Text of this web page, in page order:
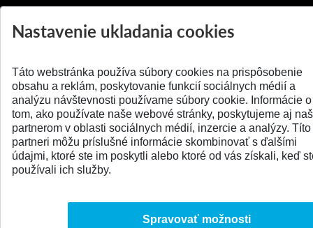
© 2026 Slovenská technická univerzita
Nastavenie ukladania cookies
Táto webstránka používa súbory cookies na prispôsobenie
obsahu a reklám, poskytovanie funkcií sociálnych médií a
analýzu návštevnosti používame súbory cookie. Informácie o
tom, ako používate naše webové stránky, poskytujeme aj
partnerom v oblasti sociálnych médií, inzercie a analýzy. Títo
partneri môžu príslušné informácie skombinovať s ďalšími
údajmi, ktoré ste im poskytli alebo ktoré od vás získali, keď
používali ich služby.
Spravovať možnosti